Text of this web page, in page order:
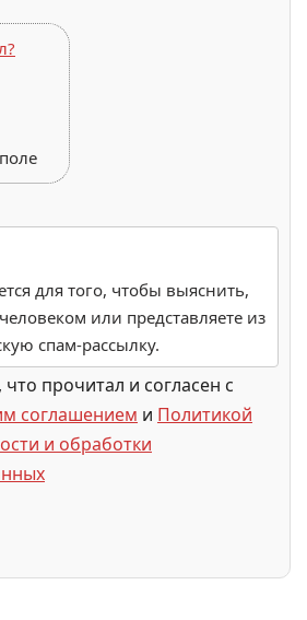
для того, чтобы выяснить,
или представляете из
спам-рассылку.
прочитал и согласен с
соглашением и Политикой
и обработки